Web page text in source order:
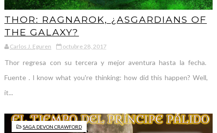
THOR: RAGNAROK, ¿ASGARDIANS OF
THE GALAXY?
Carlos J. Eguren octubre 28, 2017
Thor regresa con su tercera y mejor aventura hasta la fecha.
Fuente . I know what you're thinking: how did this happen? Well,
it...
SAGA DEVON CRAWFORD